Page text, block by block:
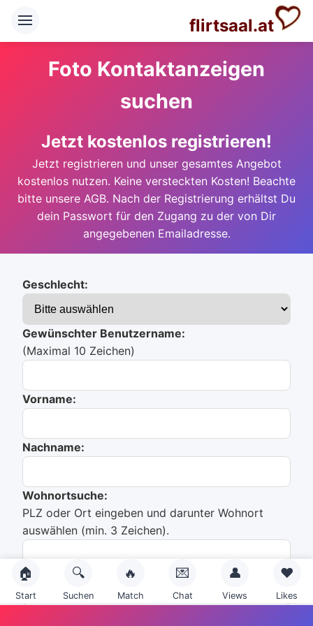
flirtsaal.at
Foto Kontaktanzeigen
suchen
Jetzt kostenlos registrieren!
Jetzt registrieren und unser gesamtes Angebot
kostenlos nutzen. Keine versteckten Kosten! Beachte
bitte unsere AGB. Nach der Registrierung erhältst Du
dein Passwort für den Zugang zu der von Dir
angegebenen Emailadresse.
Geschlecht:
Gewünschter Benutzername:
(Maximal 10 Zeichen)
Vorname:
Nachname:
Wohnortsuche:
PLZ oder Ort eingeben und darunter Wohnort
auswählen (min. 3 Zeichen).
🏠
Start
🔍
Suchen
🔥
Match
💌
Chat
👤
Views
❤️
Likes